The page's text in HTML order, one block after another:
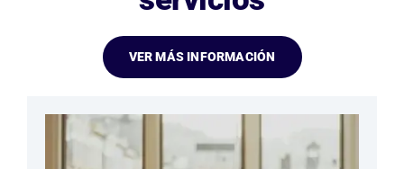
VER MÁS INFORMACIÓN